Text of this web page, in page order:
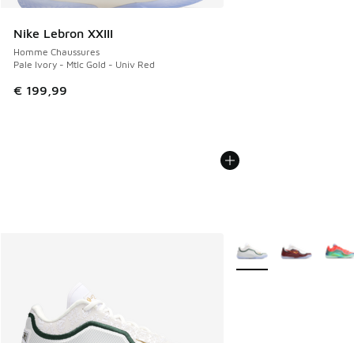
Nike Lebron XXIII
Homme Chaussures
Pale Ivory - Mtlc Gold - Univ Red
€ 199,99
Plus de couleurs